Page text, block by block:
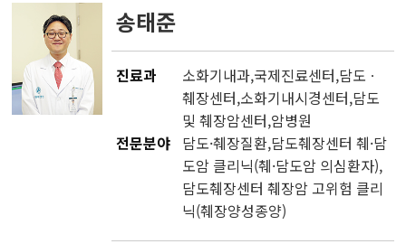
송태준
진료과 소화기내과,국제진료센터,담도ㆍ
췌장센터,소화기내시경센터,담도
및 췌장암센터,암병원
전문분야 담도·췌장질환,담도췌장센터 췌·담
도암 클리닉(췌·담도암 의심환자),
담도췌장센터 췌장암 고위험 클리
닉(췌장양성종양)